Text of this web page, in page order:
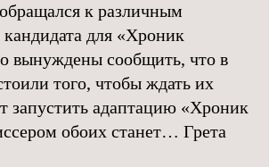
к различным
для «Хроник
вынуждены сообщить, что в
того, чтобы ждать их
запустить адаптацию «Хроник
обоих станет… Грета